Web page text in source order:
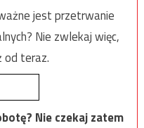
jest przetrwanie
Nie zwlekaj więc,
od teraz.
Nie czekaj zatem